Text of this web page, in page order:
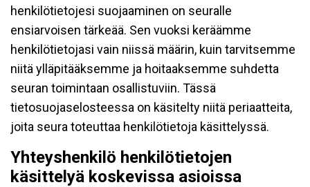
henkilötietojesi suojaaminen on seuralle
ensiarvoisen tärkeää. Sen vuoksi keräämme
henkilötietojasi vain niissä määrin, kuin tarvitsemme
niitä ylläpitääksemme ja hoitaaksemme suhdetta
seuran toimintaan osallistuviin. Tässä
tietosuojaselosteessa on käsitelty niitä periaatteita,
joita seura toteuttaa henkilötietoja käsittelyssä.
Yhteyshenkilö henkilötietojen
käsittelyä koskevissa asioissa